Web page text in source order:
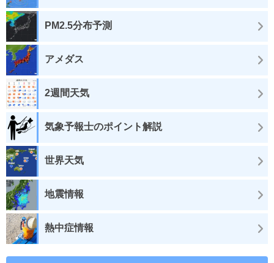
PM2.5分布予測
アメダス
2週間天気
気象予報士のポイント解説
世界天気
地震情報
熱中症情報